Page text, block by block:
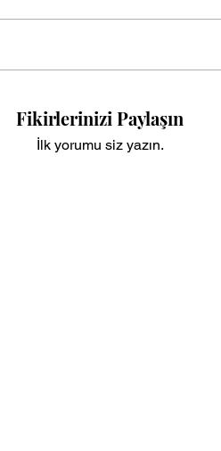
Fikirlerinizi Paylaşın
İlk yorumu siz yazın.